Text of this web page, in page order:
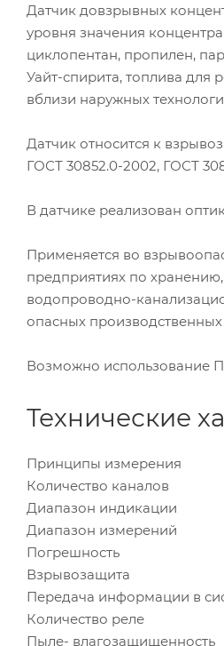
Датчик довзрывных
уровня значения
циклопентан, пропилен,
Уайт-спирита, топлива для
вблизи наружных
Датчик относится к
ГОСТ 30852.0-2002, ГОСТ
В датчике реализован
Применяется во
предприятиях по
водопроводно-
опасных производственных
Возможно использование
Технические
Принципы измерения
Количество каналов
Диапазон индикации
Диапазон измерений
Погрешность
Взрывозащита
Передача информации в
Количество реле
Пыле- влагозащищенность